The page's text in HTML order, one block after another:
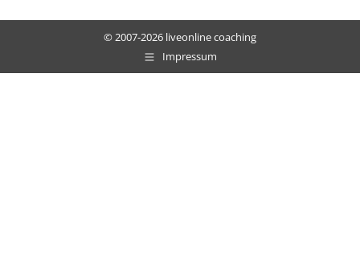
© 2007-2026 liveonline coaching
Impressum